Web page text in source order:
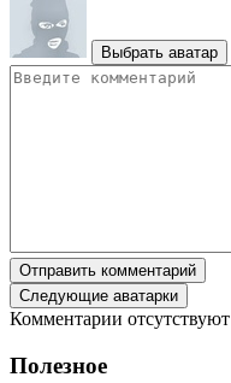
Выбрать аватар
Отправить комментарий
Следующие аватарки
Комментарии отсутствуют
Полезное